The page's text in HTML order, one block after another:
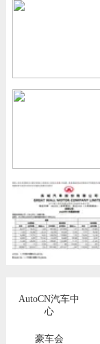
AutoCN汽车中
心
豪车会